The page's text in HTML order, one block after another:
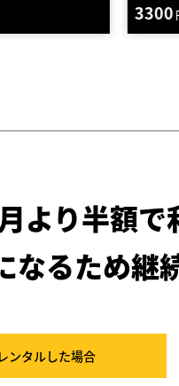
1980
より半額で
なるため継
ンタルした場合